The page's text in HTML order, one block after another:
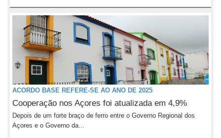
ACORDO BASE REFERE-SE AO ANO DE 2025
Cooperação nos Açores foi atualizada em 4,9%
Depois de um forte braço de ferro entre o Governo Regional dos
Açores e o Governo da...